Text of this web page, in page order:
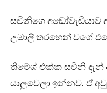
සචිනිගෙ අඬෝවැඬියාව
උමාලි තරහෙන් වගේ
තිමේශ් එක්ක සචිනි
යාලුවෙලා ඉන්නව. ඒ